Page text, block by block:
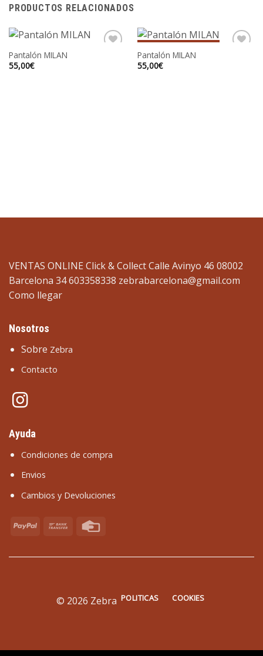
PRODUCTOS RELACIONADOS
Pantalón MILAN
55,00€
Pantalón MILAN
55,00€
VENTAS ONLINE Click & Collect Calle Avinyo 46 08002
Barcelona 34 603358338 zebrabarcelona@gmail.com
Como llegar
Nosotros
Sobre Zebra
Contacto
Ayuda
Condiciones de compra
Envios
Cambios y Devoluciones
© 2026 Zebra POLITICAS COOKIES